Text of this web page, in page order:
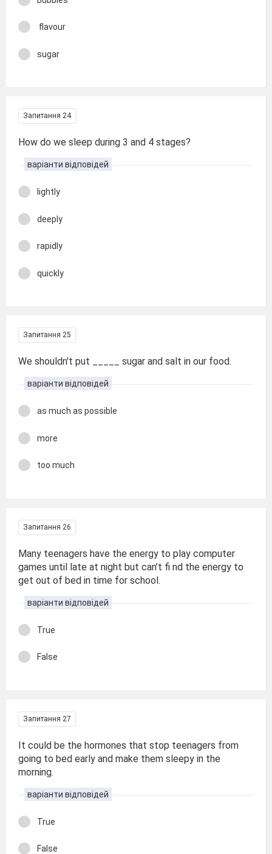
flavour
sugar
Запитання 24
How do we sleep during 3 and 4 stages?
варіанти відповідей
lightly
deeply
rapidly
quickly
Запитання 25
We shouldn't put _____ sugar and salt in our food.
варіанти відповідей
as much as possible
more
too much
Запитання 26
Many teenagers have the energy to play computer
games until late at night but can’t fi nd the energy to
get out of bed in time for school.
варіанти відповідей
True
False
Запитання 27
It could be the hormones that stop teenagers from
going to bed early and make them sleepy in the
morning.
варіанти відповідей
True
False